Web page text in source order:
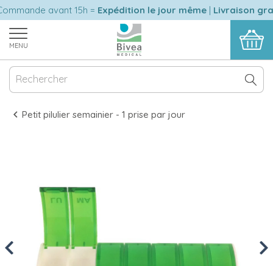
avant 15h = Expédition le jour même|Livraison
MENU
Petit pilulier semainier - 1 prise par jour
Previous